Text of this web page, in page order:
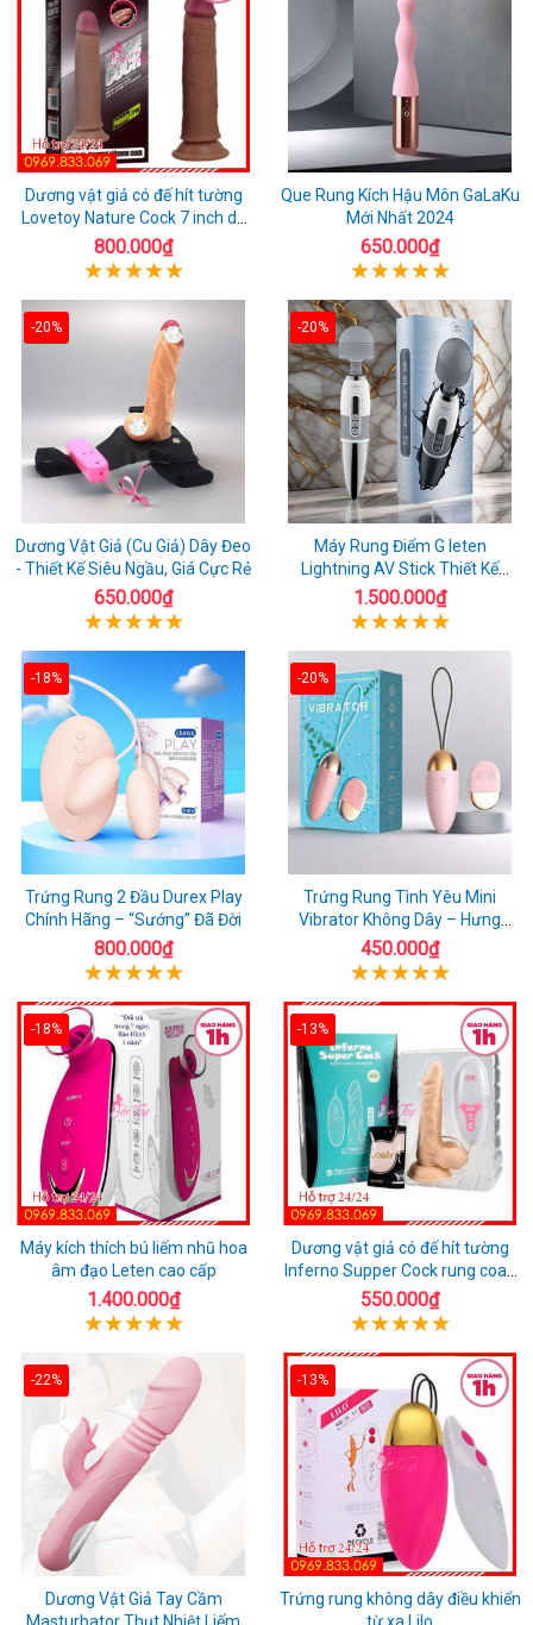
Dương vật giả có đế hít tường
Lovetoy Nature Cock 7 inch da
đen
800.000₫
Que Rung Kích Hậu Môn GaLaKu
Mới Nhất 2024
650.000₫
-20%
Dương Vật Giả (Cu Giả) Dây Đeo
- Thiết Kế Siêu Ngầu, Giá Cực Rẻ
650.000₫
-20%
Máy Rung Điểm G leten
Lightning AV Stick Thiết Kế
Thông Minh
1.500.000₫
-18%
Trứng Rung 2 Đầu Durex Play
Chính Hãng – “Sướng” Đã Đời
800.000₫
-20%
Trứng Rung Tình Yêu Mini
Vibrator Không Dây – Hưng
Phấn Mọi Nơi
450.000₫
-18%
Máy kích thích bú liếm nhũ hoa
âm đạo Leten cao cấp
1.400.000₫
-13%
Dương vật giả có đế hít tường
Inferno Supper Cock rung coay
7 chế độ
550.000₫
-22%
Dương Vật Giả Tay Cầm
Masturbator Thụt Nhiệt Liếm
-13%
Trứng rung không dây điều khiển
từ xa Lilo